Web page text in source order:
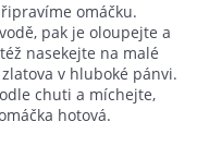
omáčku.
pak je oloupejte a
nasekejte na malé
v hluboké pánvi.
chuti a míchejte,
hotová.